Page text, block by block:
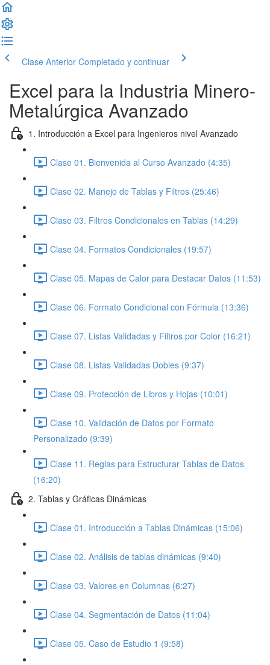
Clase Anterior Completado y continuar
Excel para la Industria Minero-
Metalúrgica Avanzado
1. Introducción a Excel para Ingenieros nivel Avanzado
Clase 01. Bienvenida al Curso Avanzado (4:35)
Clase 02. Manejo de Tablas y Filtros (25:46)
Clase 03. Filtros Condicionales en Tablas (14:29)
Clase 04. Formatos Condicionales (19:57)
Clase 05. Mapas de Calor para Destacar Datos (11:53)
Clase 06. Formato Condicional con Fórmula (13:36)
Clase 07. Listas Validadas y Filtros por Color (16:21)
Clase 08. Listas Validadas Dobles (9:37)
Clase 09. Protección de Libros y Hojas (10:01)
Clase 10. Validación de Datos por Formato
Personalizado (9:39)
Clase 11. Reglas para Estructurar Tablas de Datos
(16:20)
2. Tablas y Gráficas Dinámicas
Clase 01. Introducción a Tablas Dinámicas (15:06)
Clase 02. Análisis de tablas dinámicas (9:40)
Clase 03. Valores en Columnas (6:27)
Clase 04. Segmentación de Datos (11:04)
Clase 05. Caso de Estudio 1 (9:58)